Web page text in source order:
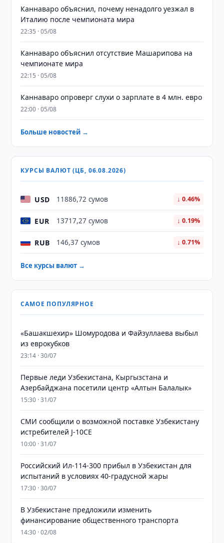
Каннаваро объяснил, почему ненадолго уезжал в
Италию после чемпионата мира
22:35 · 05/08
Каннаваро объяснил отсутствие Машарипова на
чемпионате мира
22:15 · 05/08
Каннаваро опроверг слухи о зарплате в 4 млн. евро
22:00 · 05/08
Больше новостей →
КУРСЫ ВАЛЮТ (ЦБ, 06.08.2026)
USD 11886,72 сумов ↓ 0.46%
EUR 13717,27 сумов ↓ 0.19%
RUB 146,37 сумов ↓ 0.71%
Все курсы валют →
САМОЕ ПОПУЛЯРНОЕ
«Башакшехир» Шомуродова и Файзуллаева выбыл
из еврокубков
23:14 · 30/07
Первые леди Узбекистана, Кыргызстана и
Азербайджана посетили центр «Алтын Балалык»
15:30 · 31/07
СМИ сообщили о возможной поставке Узбекистану
истребителей J-10CE
10:00 · 31/07
Российский Ил-114-300 прибыл в Узбекистан для
испытаний в условиях 40-градусной жары
17:30 · 30/07
В Узбекистане предложили изменить
финансирование общественного транспорта
14:30 · 02/08